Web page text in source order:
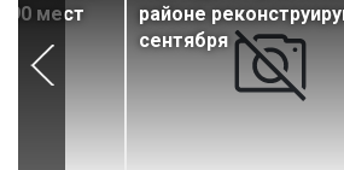
мест
районе
сентября